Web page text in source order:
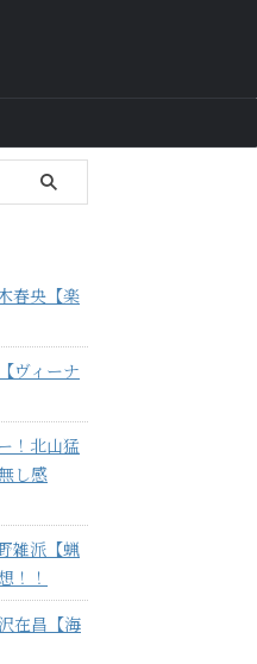
春央【楽
ヴィーナ
！北山猛
し感
雑派【蝋
！！
在昌【海